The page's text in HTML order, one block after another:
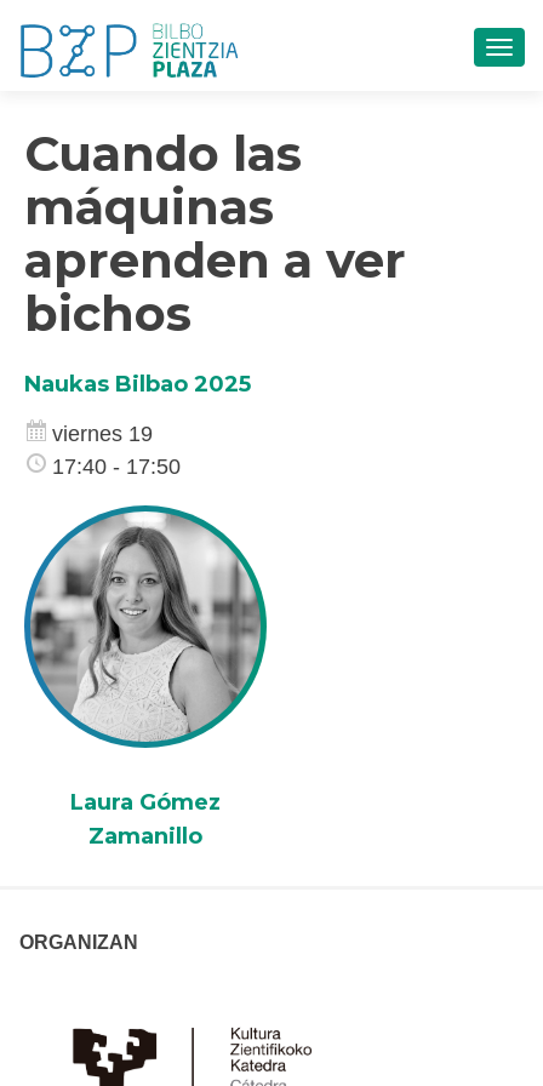
Cuando las
máquinas
aprenden a ver
bichos
Naukas Bilbao 2025
viernes 19
17:40 - 17:50
Laura Gómez
Zamanillo
ORGANIZAN